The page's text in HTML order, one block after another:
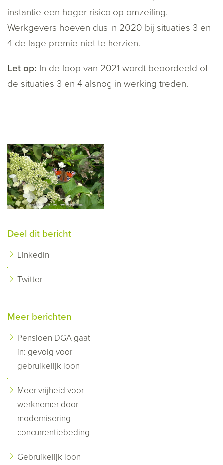
instantie een hoger risico op omzeiling.
Werkgevers hoeven dus in 2020 bij situaties 3 en
4 de lage premie niet te herzien.
Let op: In de loop van 2021 wordt beoordeeld of
de situaties 3 en 4 alsnog in werking treden.
Deel dit bericht
LinkedIn
Twitter
Meer berichten
Pensioen DGA gaat
in: gevolg voor
gebruikelijk loon
Meer vrijheid voor
werknemer door
modernisering
concurrentiebeding
Gebruikelijk loon